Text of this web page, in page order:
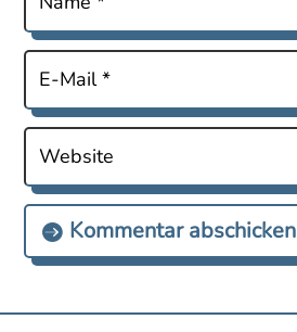
Kommentar abschicken